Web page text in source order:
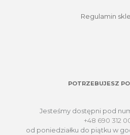
Regulamin
POTRZEBUJESZ
Jesteśmy dostępni pod
+48 690 312
od poniedziałku do piątku w